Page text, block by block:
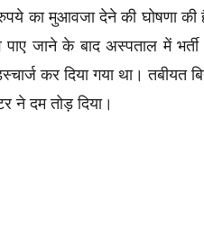
का मुआवजा देने की घोषणा
जाने के बाद अस्पताल में भर्ती
कर दिया गया था। तबीयत
ने दम तोड़ दिया।